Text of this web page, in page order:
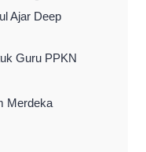
Ajar Deep
Guru PPKN
Merdeka